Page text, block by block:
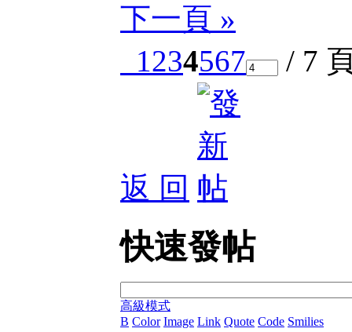
下一頁 »
1 234567 / 7
返 回
快速發帖
高級模式
B Color Image Link Quote Code Smilies